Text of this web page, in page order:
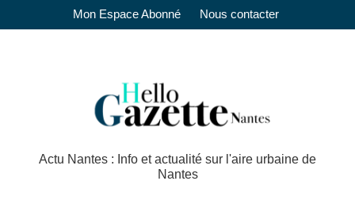
Mon Espace Abonné Nous contacter
Actu Nantes : Info et actualité sur l'aire urbaine de
Nantes